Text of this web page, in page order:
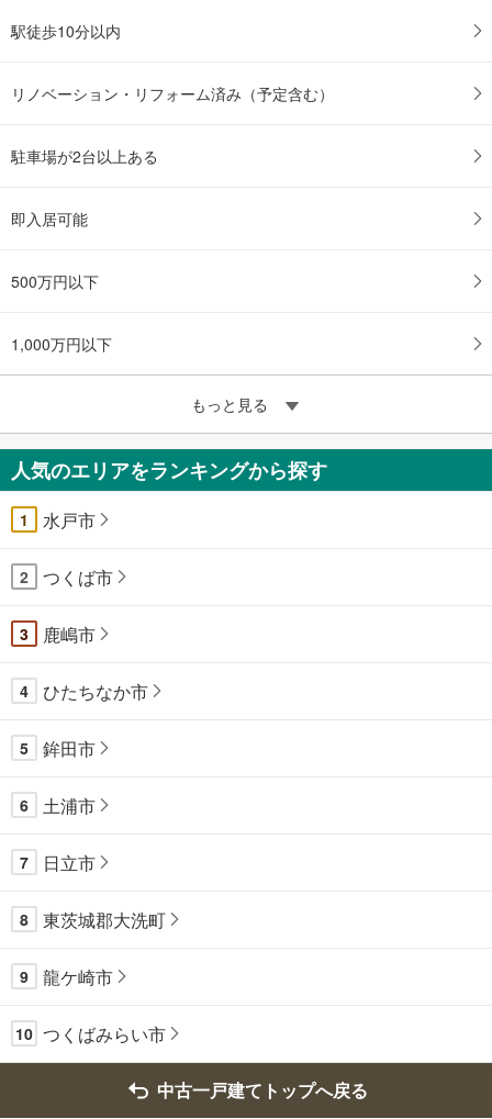
駅徒歩10分以内
リノベーション・リフォーム済み（予定含む）
駐車場が2台以上ある
即入居可能
500万円以下
1,000万円以下
もっと見る
人気のエリアをランキングから探す
1 水戸市
2 つくば市
3 鹿嶋市
4 ひたちなか市
5 鉾田市
6 土浦市
7 日立市
8 東茨城郡大洗町
9 龍ケ崎市
10 つくばみらい市
中古一戸建てトップへ戻る